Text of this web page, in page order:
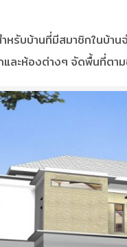
หรับบ้านที่มีสมาชิกในบ้
ละห้องต่างๆ จัดพื้นที่ตา